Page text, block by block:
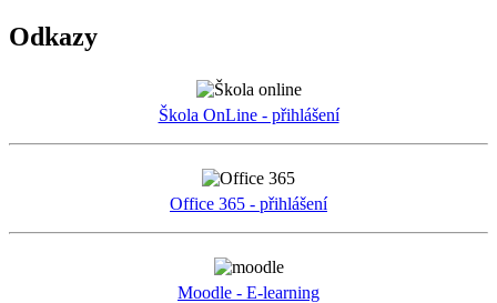
Odkazy
Škola OnLine - přihlášení
Office 365 - přihlášení
Moodle - E-learning